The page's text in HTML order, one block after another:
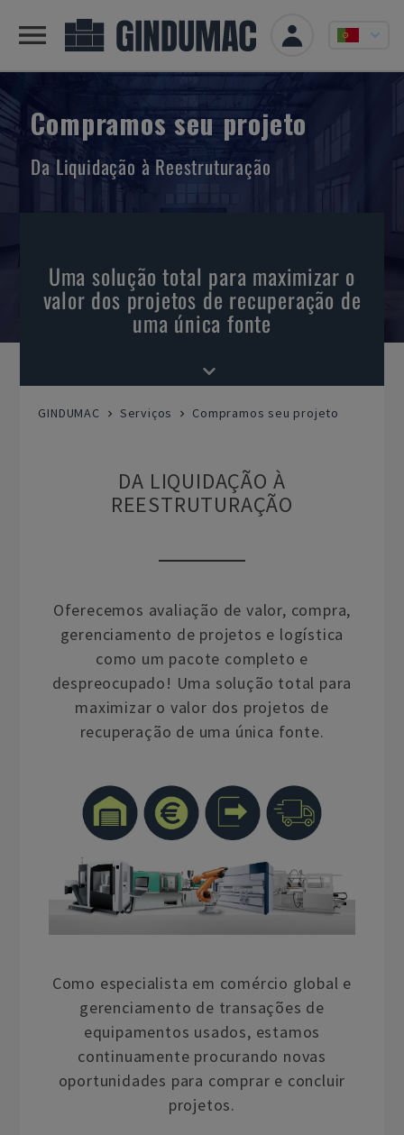
Compramos seu projeto
Da Liquidação à Reestruturação
Uma solução total para maximizar o
valor dos projetos de recuperação de
uma única fonte
GINDUMAC Serviços Compramos seu projeto
DA LIQUIDAÇÃO À
REESTRUTURAÇÃO
Oferecemos avaliação de valor, compra,
gerenciamento de projetos e logística
como um pacote completo e
despreocupado! Uma solução total para
maximizar o valor dos projetos de
recuperação de uma única fonte.
Como especialista em comércio global e
gerenciamento de transações de
equipamentos usados, estamos
continuamente procurando novas
oportunidades para comprar e concluir
projetos.